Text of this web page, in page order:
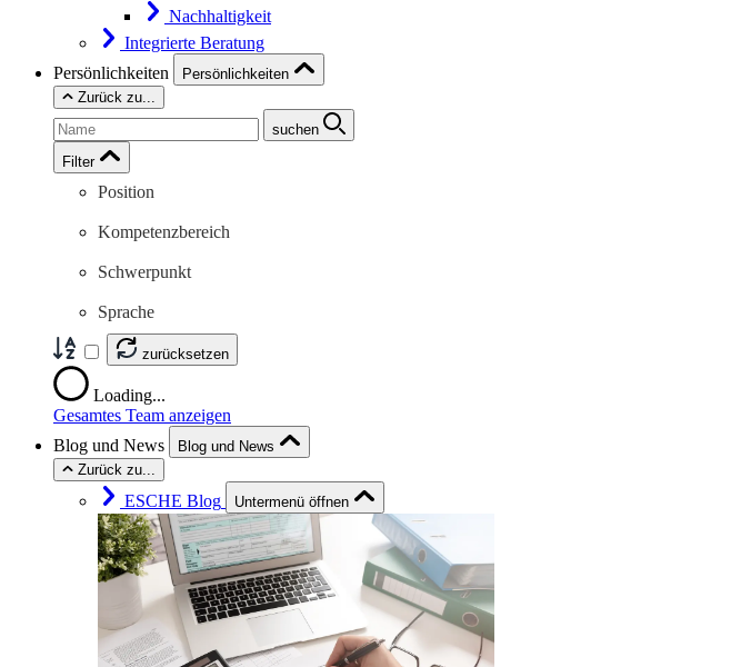
Nachhaltigkeit
Integrierte Beratung
Persönlichkeiten
Persönlichkeiten
Zurück zu...
suchen
Filter
Position
Kompetenzbereich
Schwerpunkt
Sprache
zurücksetzen
Loading...
Gesamtes Team anzeigen
Blog und News
Blog und News
Zurück zu...
ESCHE Blog Untermenü öffnen